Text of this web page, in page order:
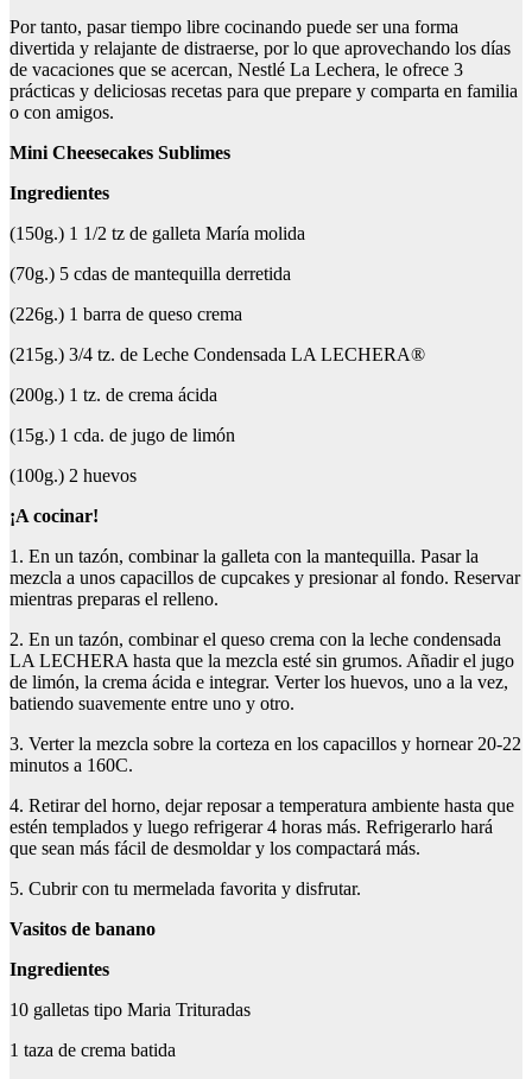
Por tanto, pasar tiempo libre cocinando puede ser una forma
divertida y relajante de distraerse, por lo que aprovechando los días
de vacaciones que se acercan, Nestlé La Lechera, le ofrece 3
prácticas y deliciosas recetas para que prepare y comparta en familia
o con amigos.
MiniCheesecakes Sublimes
Ingredientes
(150g.) 1 1/2 tz de galleta María molida
(70g.) 5 cdas de mantequilla derretida
(226g.) 1 barra de queso crema
(215g.) 3/4 tz. de Leche Condensada LA LECHERA®
(200g.) 1 tz. de crema ácida
(15g.) 1 cda. de jugo de limón
(100g.) 2 huevos
¡A cocinar!
1. En un tazón, combinar la galleta con la mantequilla. Pasar la
mezcla a unos capacillos de cupcakes y presionar al fondo. Reservar
mientras preparas el relleno.
2. En un tazón, combinar el queso crema con la leche condensada
LA LECHERA hasta que la mezcla esté sin grumos. Añadir el jugo
de limón, la crema ácida e integrar. Verter los huevos, uno a la vez,
batiendo suavemente entre uno y otro.
3. Verter la mezcla sobre la corteza en los capacillos y hornear 20-22
minutos a 160C.
4. Retirar del horno, dejar reposar a temperatura ambiente hasta que
estén templados y luego refrigerar 4 horas más. Refrigerarlo hará
que sean más fácil de desmoldar y los compactará más.
5. Cubrir con tu mermelada favorita y disfrutar.
Vasitos de banano
Ingredientes
10 galletas tipo Maria Trituradas
1 taza de crema batida